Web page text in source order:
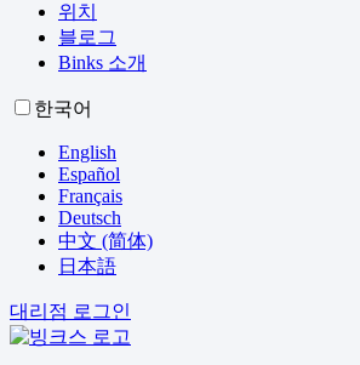
위치
블로그
Binks 소개
한국어
English
Español
Français
Deutsch
中文 (简体)
日本語
대리점 로그인